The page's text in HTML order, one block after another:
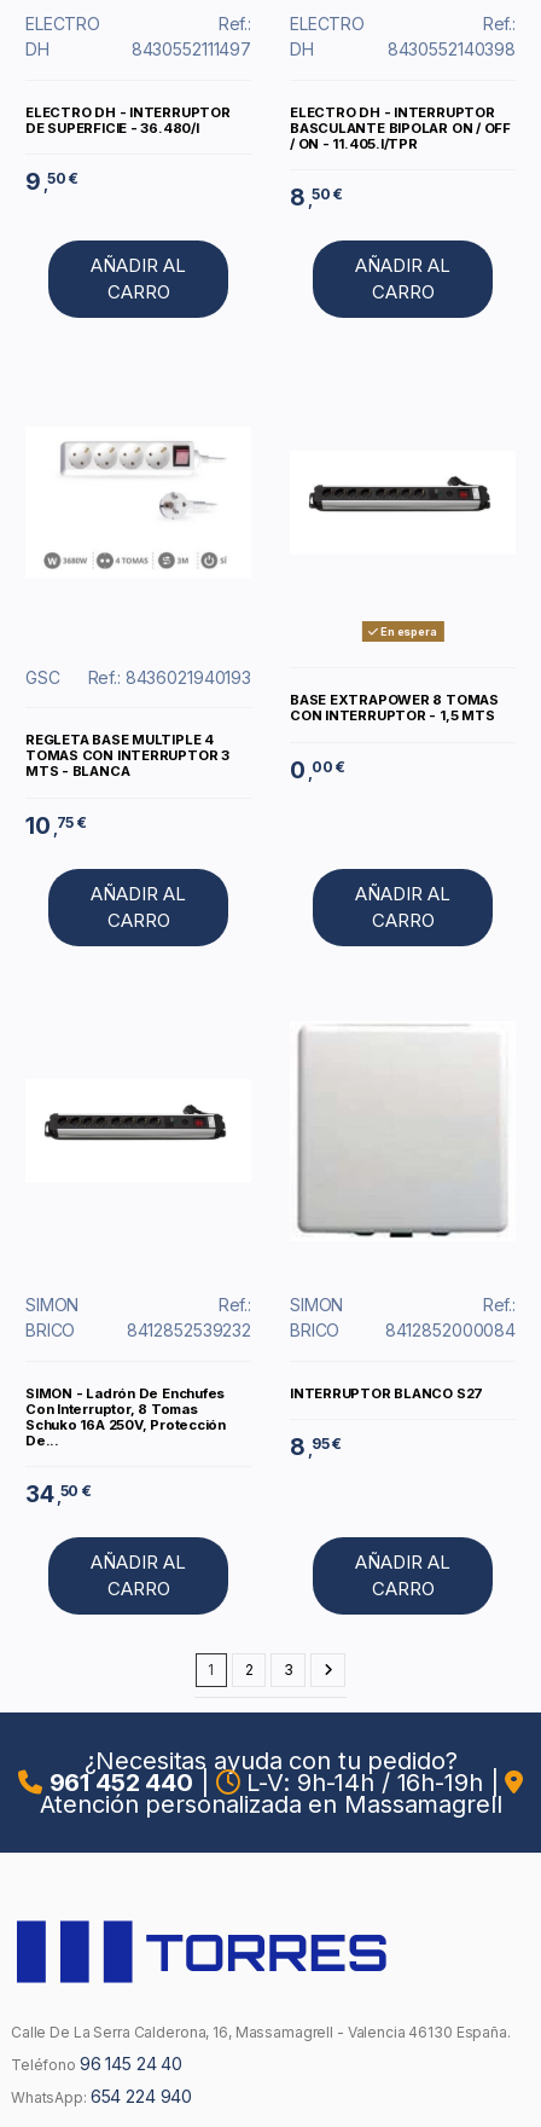
ELECTRO
DH
Ref.:
8430552111497
ELECTRO DH - INTERRUPTOR
DE SUPERFICIE - 36.480/I
9 ,50 €
AÑADIR AL
CARRO
ELECTRO
DH
Ref.:
8430552140398
ELECTRO DH - INTERRUPTOR
BASCULANTE BIPOLAR ON / OFF
/ ON - 11.405.I/TPR
8 ,50 €
AÑADIR AL
CARRO
GSC Ref.: 8436021940193
REGLETA BASE MULTIPLE 4
TOMAS CON INTERRUPTOR 3
MTS - BLANCA
10 75 €
AÑADIR AL
CARRO
En espera
BASE EXTRAPOWER 8 TOMAS
CON INTERRUPTOR - 1,5 MTS
0 00 €
AÑADIR AL
CARRO
SIMON
BRICO
Ref.:
8412852539232
SIMON - Ladrón De Enchufes
Con Interruptor, 8 Tomas
Schuko 16A 250V, Protección
De...
34 ,50 €
AÑADIR AL
CARRO
SIMON
BRICO
Ref.:
8412852000084
INTERRUPTOR BLANCO S27
8 ,95 €
AÑADIR AL
CARRO
1 2 3
¿Necesitas ayuda con tu pedido?
961 452 440 L-V: 9h-14h / 16h-19h
Atención personalizada en Massamagrell
Calle De La Serra Calderona, 16, Massamagrell - Valencia 46130 España.
Teléfono 96 145 24 40
WhatsApp: 654 224 940